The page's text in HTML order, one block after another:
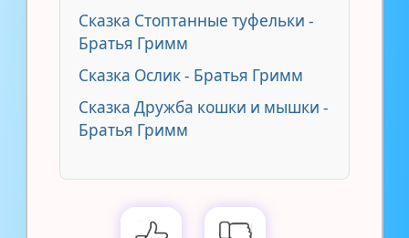
Сказка Стоптанные туфельки -
Братья Гримм
Сказка Ослик - Братья Гримм
Сказка Дружба кошки и мышки -
Братья Гримм